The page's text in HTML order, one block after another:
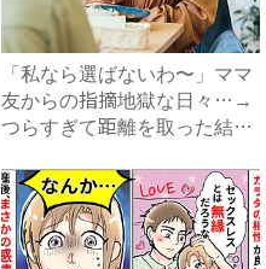
「私なら選ばないわ〜」ママ
友からの指摘地獄な日々…→
つらすぎて距離を取った結